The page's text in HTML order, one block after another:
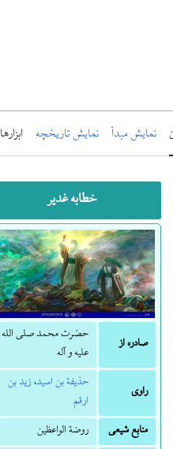
نمایش مبدأ نمایش تاریخچه ابزارها
خطابه غدیر
صادره از
حضرت محمد صلی الله
علیه و آله
راوی
حذیفة بن اسید،زید بن
ارقم
منابع شیعی
روضة الواعظین